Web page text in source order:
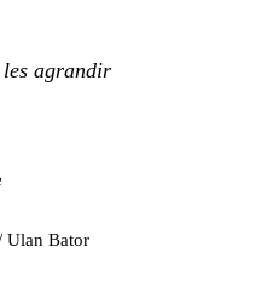
agrandir
Ulan Bator